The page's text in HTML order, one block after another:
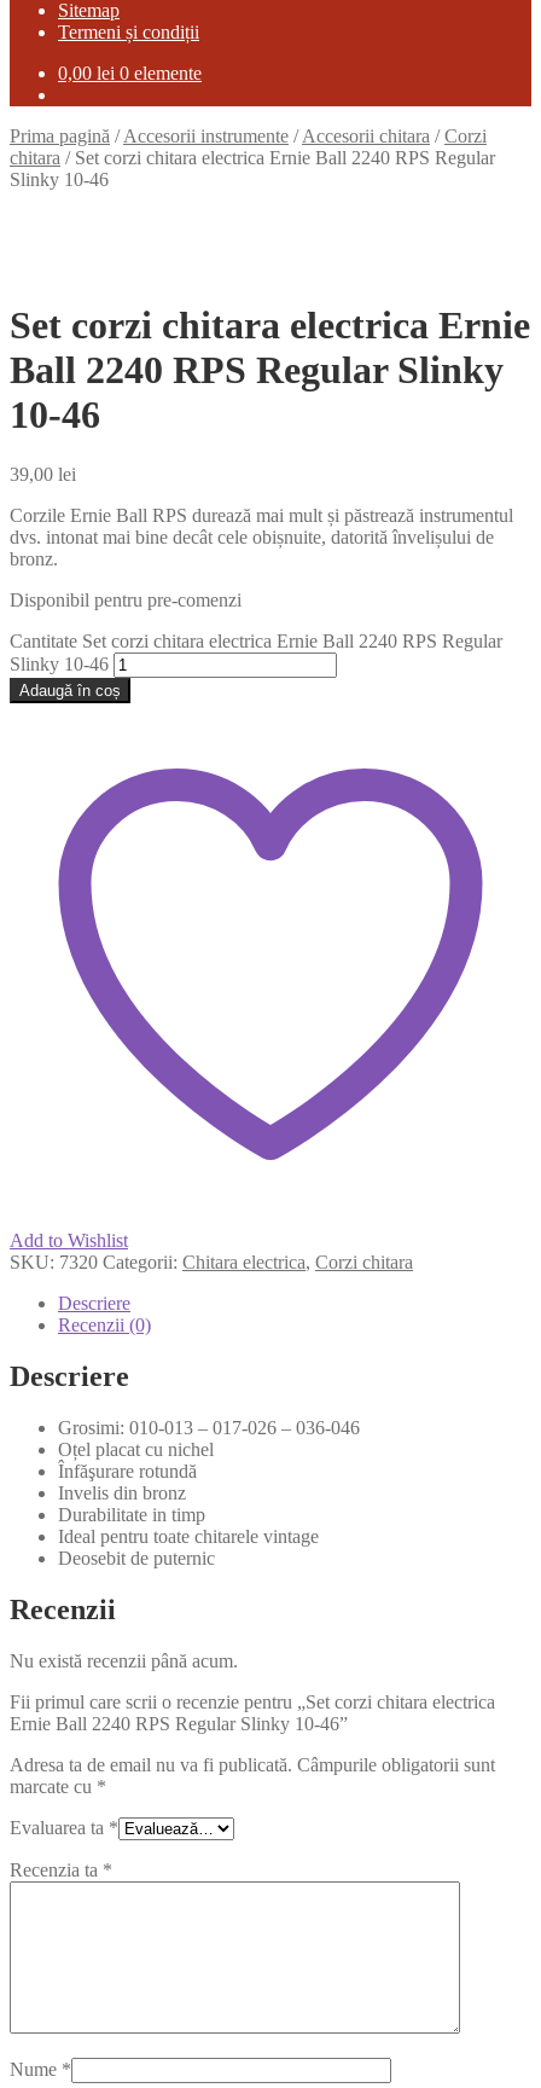
Sitemap
Termeni și condiții
0,00 lei 0 elemente
Prima pagină /Accesorii instrumente /Accesorii chitara /Corzi
chitara / Set corzi chitara electrica Ernie Ball 2240 RPS Regular
Slinky 10-46
Set corzi chitara electrica Ernie
Ball 2240 RPS Regular Slinky
10-46
39,00 lei
Corzile Ernie Ball RPS durează mai mult și păstrează instrumentul
dvs. intonat mai bine decât cele obișnuite, datorită învelișului de
bronz.
Disponibil pentru pre-comenzi
Cantitate Set corzi chitara electrica Ernie Ball 2240 RPS Regular
Slinky 10-46
Adaugă în coș
Add to Wishlist
SKU: 7320 Categorii: Chitara electrica, Corzi chitara
Descriere
Recenzii (0)
Descriere
Grosimi: 010-013 – 017-026 – 036-046
Oțel placat cu nichel
Înfăşurare rotundă
Invelis din bronz
Durabilitate in timp
Ideal pentru toate chitarele vintage
Deosebit de puternic
Recenzii
Nu există recenzii până acum.
Fii primul care scrii o recenzie pentru „Set corzi chitara electrica
Ernie Ball 2240 RPS Regular Slinky 10-46”
Adresa ta de email nu va fi publicată. Câmpurile obligatorii sunt
marcate cu *
Evaluarea ta *
Recenzia ta *
Nume *